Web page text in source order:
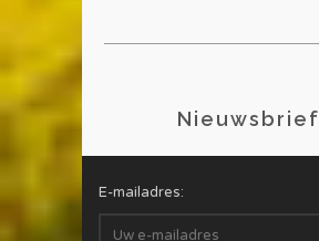
Nieuwsbrief
E-mailadres: